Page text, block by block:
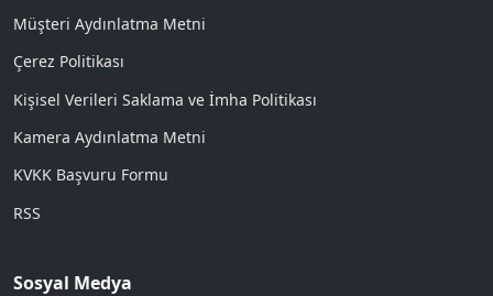
Müşteri Aydınlatma Metni
Çerez Politikası
Kişisel Verileri Saklama ve İmha Politikası
Kamera Aydınlatma Metni
KVKK Başvuru Formu
RSS
Sosyal Medya